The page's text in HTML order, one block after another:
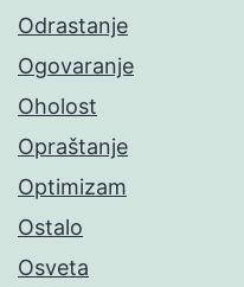
Odrastanje
Ogovaranje
Oholost
Opraštanje
Optimizam
Ostalo
Osveta